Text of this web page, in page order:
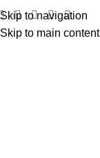
Skip to navigation
Skip to main content